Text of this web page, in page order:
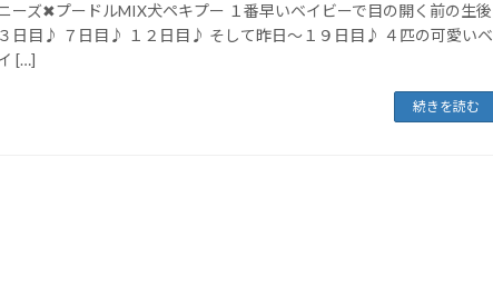
ーズ✖プードルMIX犬ペキプー １番早いベイビーで目の開く前の生後
３日目♪ ７日目♪ １２日目♪ そして昨日〜１９日目♪ ４匹の可愛いベ
[…]
続きを読む